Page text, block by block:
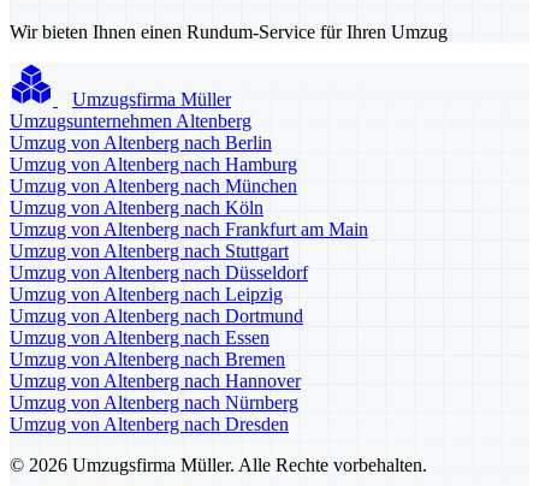
Wir bieten Ihnen einen Rundum-Service für Ihren Umzug
Umzugsfirma Müller
Umzugsunternehmen Altenberg
Umzug von Altenberg nach Berlin
Umzug von Altenberg nach Hamburg
Umzug von Altenberg nach München
Umzug von Altenberg nach Köln
Umzug von Altenberg nach Frankfurt am Main
Umzug von Altenberg nach Stuttgart
Umzug von Altenberg nach Düsseldorf
Umzug von Altenberg nach Leipzig
Umzug von Altenberg nach Dortmund
Umzug von Altenberg nach Essen
Umzug von Altenberg nach Bremen
Umzug von Altenberg nach Hannover
Umzug von Altenberg nach Nürnberg
Umzug von Altenberg nach Dresden
© 2026 Umzugsfirma Müller. Alle Rechte vorbehalten.